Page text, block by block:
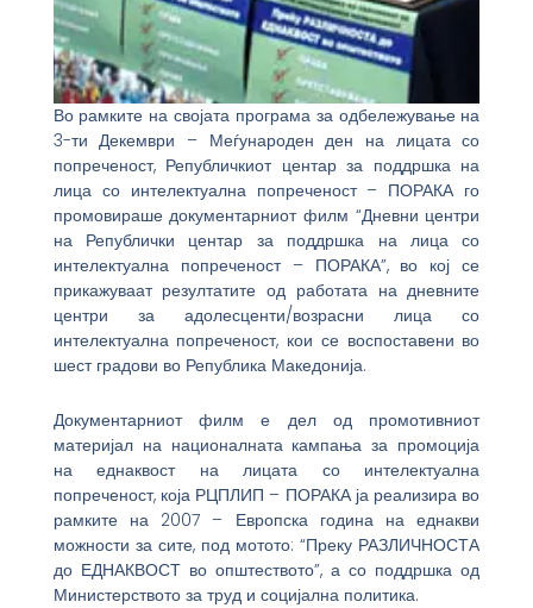
Во рамките на својата програма за одбележување на
3-ти Декември – Меѓународен ден на лицата со
попреченост, Републичкиот центар за поддршка на
лица со интелектуална попреченост – ПОРАКА го
промовираше документарниот филм “Дневни центри
на Републички центар за поддршка на лица со
интелектуална попреченост – ПОРАКА”, во кој се
прикажуваат резултатите од работата на дневните
центри за адолесценти/возрасни лица со
интелектуална попреченост, кои се воспоставени во
шест градови во Република Македонија.
Документарниот филм е дел од промотивниот
материјал на националната кампања за промоција
на еднаквост на лицата со интелектуална
попреченост, која РЦПЛИП – ПОРАКА ја реализира во
рамките на 2007 – Европска година на еднакви
можности за сите, под мотото: “Преку РАЗЛИЧНОСТА
до ЕДНАКВОСТ во општеството”, а со поддршка од
Министерството за труд и социјална политика.